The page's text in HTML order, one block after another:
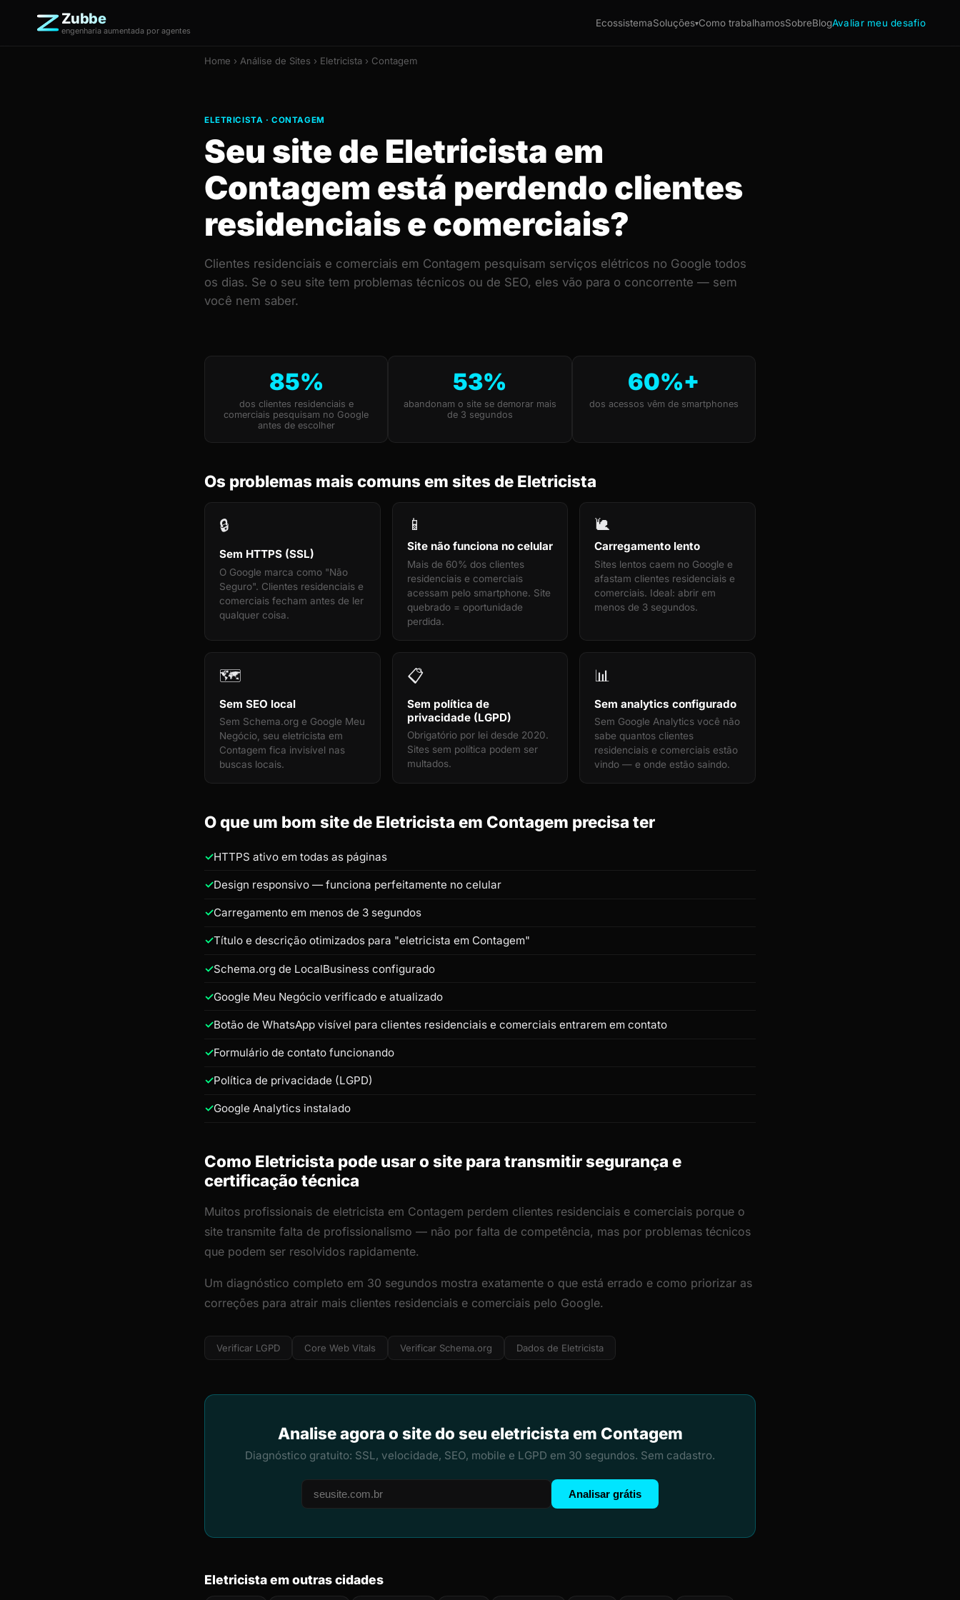
Zubbe
engenharia aumentada por agentes
EcossistemaSoluções▾Como trabalhamosSobreBlogAvaliar meu desafio
Home › Análise de Sites › Eletricista › Contagem
ELETRICISTA · CONTAGEM
Seu site de Eletricista em
Contagem está perdendo clientes
residenciais e comerciais?
Clientes residenciais e comerciais em Contagem pesquisam serviços elétricos no Google todos
os dias. Se o seu site tem problemas técnicos ou de SEO, eles vão para o concorrente — sem
você nem saber.
85%
dos clientes residenciais e
comerciais pesquisam no Google
antes de escolher
53%
abandonam o site se demorar mais
de 3 segundos
60%+
dos acessos vêm de smartphones
Os problemas mais comuns em sites de Eletricista
🔒
Sem HTTPS (SSL)
O Google marca como "Não
Seguro". Clientes residenciais e
comerciais fecham antes de ler
qualquer coisa.
📱
Site não funciona no celular
Mais de 60% dos clientes
residenciais e comerciais
acessam pelo smartphone. Site
quebrado = oportunidade
perdida.
🐌
Carregamento lento
Sites lentos caem no Google e
afastam clientes residenciais e
comerciais. Ideal: abrir em
menos de 3 segundos.
🗺️
Sem SEO local
Sem Schema.org e Google Meu
Negócio, seu eletricista em
Contagem fica invisível nas
buscas locais.
📋
Sem política de
privacidade (LGPD)
Obrigatório por lei desde 2020.
Sites sem política podem ser
multados.
📊
Sem analytics configurado
Sem Google Analytics você não
sabe quantos clientes
residenciais e comerciais estão
vindo — e onde estão saindo.
O que um bom site de Eletricista em Contagem precisa ter
HTTPS ativo em todas as páginas
Design responsivo — funciona perfeitamente no celular
Carregamento em menos de 3 segundos
Título e descrição otimizados para "eletricista em Contagem"
Schema.org de LocalBusiness configurado
Google Meu Negócio verificado e atualizado
Botão de WhatsApp visível para clientes residenciais e comerciais entrarem em contato
Formulário de contato funcionando
Política de privacidade (LGPD)
Google Analytics instalado
Como Eletricista pode usar o site para transmitir segurança e
certificação técnica
Muitos profissionais de eletricista em Contagem perdem clientes residenciais e comerciais porque o
site transmite falta de profissionalismo — não por falta de competência, mas por problemas técnicos
que podem ser resolvidos rapidamente.
Um diagnóstico completo em 30 segundos mostra exatamente o que está errado e como priorizar as
correções para atrair mais clientes residenciais e comerciais pelo Google.
Verificar LGPD Core Web Vitals Verificar Schema.org Dados de Eletricista
Analise agora o site do seu eletricista em Contagem
Diagnóstico gratuito: SSL, velocidade, SEO, mobile e LGPD em 30 segundos. Sem cadastro.
Analisar grátis
Eletricista em outras cidades